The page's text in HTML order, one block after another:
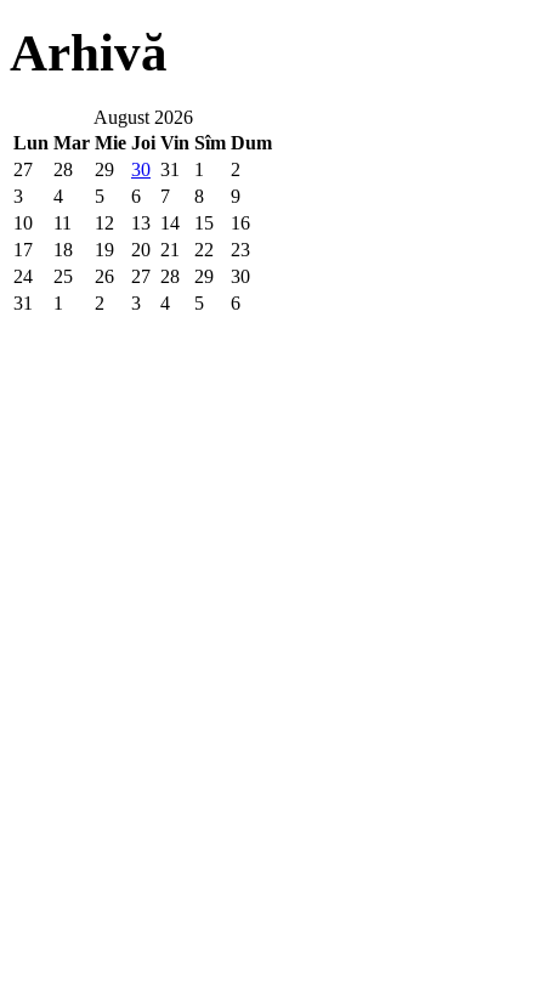
Arhivă
August 2026
Lun Mar Mie Joi Vin Sîm Dum
27
28 29 30 31 1
2
3
4 5 6 7 8
9
10
11 12 13 14 15
16
17
18 19 20 21 22
23
24
25 26 27 28 29
30
31
1 2 3 4 5 6